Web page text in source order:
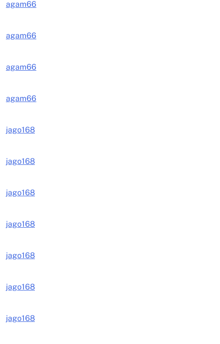
agam66
agam66
agam66
agam66
jago168
jago168
jago168
jago168
jago168
jago168
jago168